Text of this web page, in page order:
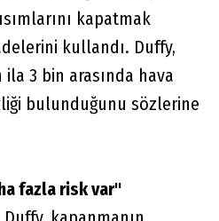
kapatmak
kullandı. Duffy,
3 bin arasında hava
bulunduğunu sözlerine
fazla risk var"